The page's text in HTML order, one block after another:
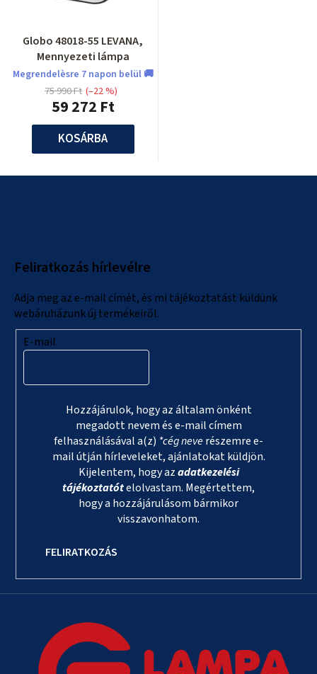
Globo 48018-55 LEVANA,
Mennyezeti lámpa
Megrendelèsre 7 napon belül 🚚
59 272 Ft
75 990 Ft (–22 %)
KOSÁRBA
Feliratkozás hírlevélre
Adja meg az e-mail címét, és mi tájékoztatást küldünk
webáruházunk új termékeiről.
E-mail
Hozzájárulok, hogy az általam önként
megadott nevem és e-mail címem
felhasználásával a(z) *cég neverészemre e-
mail útján hírleveleket, ajánlatokat küldjön.
Kijelentem, hogy azadatkezelési
tájékoztatótelolvastam. Megértettem,
hogy a hozzájárulásom bármikor
visszavonhatom.
FELIRATKOZÁS